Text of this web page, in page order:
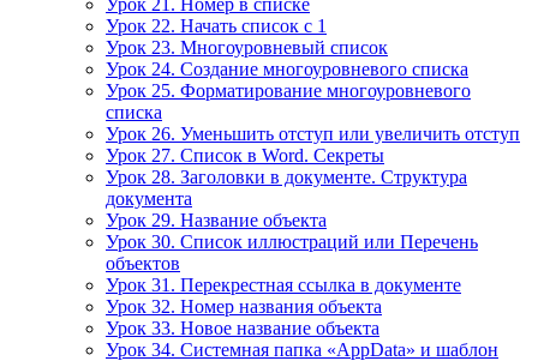
Урок 21. Номер в списке
Урок 22. Начать список с 1
Урок 23. Многоуровневый список
Урок 24. Создание многоуровневого списка
Урок 25. Форматирование многоуровневого
списка
Урок 26. Уменьшить отступ или увеличить отступ
Урок 27. Список в Word. Секреты
Урок 28. Заголовки в документе. Структура
документа
Урок 29. Название объекта
Урок 30. Список иллюстраций или Перечень
объектов
Урок 31. Перекрестная ссылка в документе
Урок 32. Номер названия объекта
Урок 33. Новое название объекта
Урок 34. Системная папка «AppData» и шаблон